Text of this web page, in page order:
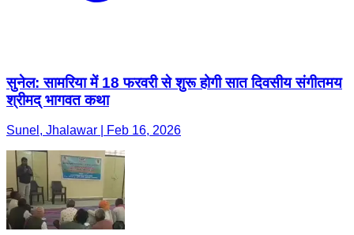
सुनेल: सामरिया में 18 फरवरी से शुरू होगी सात दिवसीय संगीतमय
श्रीमद् भागवत कथा
Sunel, Jhalawar | Feb 16, 2026